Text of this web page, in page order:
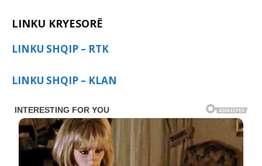
LINKU KRYESORË
LINKU SHQIP – RTK
LINKU SHQIP – KLAN